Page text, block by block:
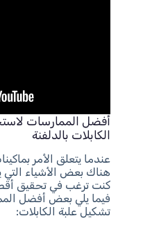
أفضل الممارسات
الكابلات بالدلفنة
عندما يتعلق الأمر
هناك بعض الأشياء التي
كنت ترغب في تحقيق
فيما يلي بعض أفضل
تشكيل علبة الكابلات: